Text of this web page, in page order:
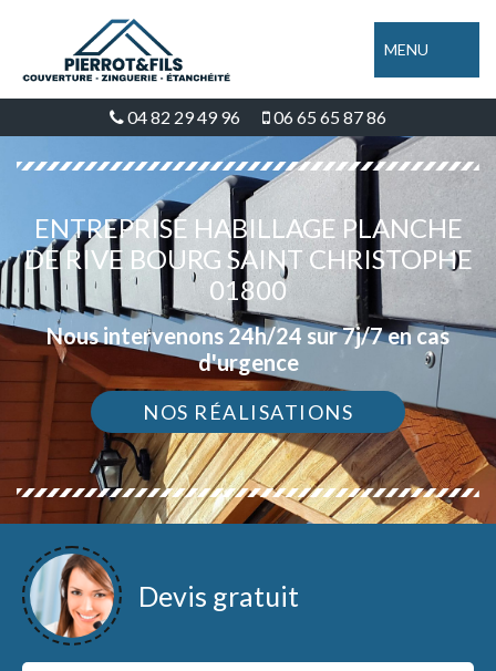
MENU
04 82 29 49 96 06 65 65 87 86
ENTREPRISE HABILLAGE PLANCHE
DE RIVE BOURG SAINT CHRISTOPHE
01800
Nous intervenons 24h/24 sur 7j/7 en cas
d'urgence
NOS RÉALISATIONS
Devis gratuit